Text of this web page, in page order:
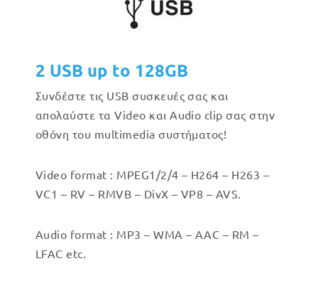
2 USB up to 128GB
Συνδέστε τις USB συσκευές σας και
απολαύστε τα Video και Audio clip σας στην
οθόνη του multimedia συστήματος!
Video format : MPEG1/2/4 – H264 – H263 –
VC1 – RV – RMVB – DivX – VP8 – AVS.
Audio format : MP3 – WMA – AAC – RM –
LFAC etc.